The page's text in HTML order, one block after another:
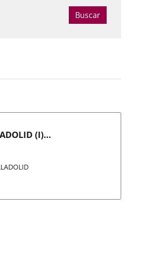
Buscar
(I)/